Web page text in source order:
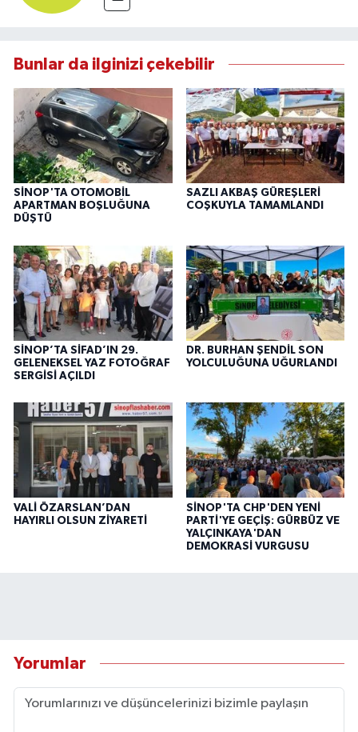
Bunlar da ilginizi çekebilir
SİNOP'TA OTOMOBİL
APARTMAN BOŞLUĞUNA
DÜŞTÜ
SAZLI AKBAŞ GÜREŞLERİ
COŞKUYLA TAMAMLANDI
SİNOP’TA SİFAD’IN 29.
GELENEKSEL YAZ FOTOĞRAF
SERGİSİ AÇILDI
DR. BURHAN ŞENDİL SON
YOLCULUĞUNA UĞURLANDI
VALİ ÖZARSLAN’DAN
HAYIRLI OLSUN ZİYARETİ
SİNOP'TA CHP'DEN YENİ
PARTİ'YE GEÇİŞ: GÜRBÜZ VE
YALÇINKAYA'DAN
DEMOKRASİ VURGUSU
Yorumlar